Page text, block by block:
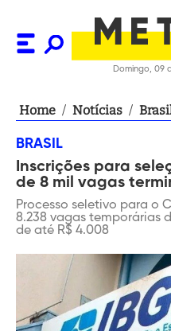
Domingo, 09
Home / Notícias /
BRASIL
Inscrições para
de 8 mil vagas
Processo seletivo para o
8.238 vagas temporárias
de até R$ 4.008